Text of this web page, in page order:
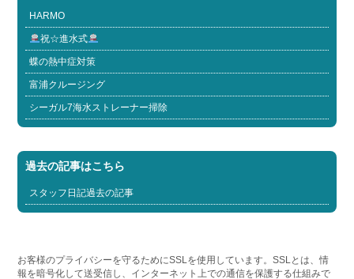
HARMO
祝☆進水式
蝶の熱中症対策
富浦クルージング
シーガル7海水ストレーナー掃除
過去の記事はこちら
スタッフ日記過去の記事
お客様のプライバシーを守るためにSSLを使用しています。SSLとは、情
報を暗号化して送受信し、インターネット上での通信を保護する仕組みで